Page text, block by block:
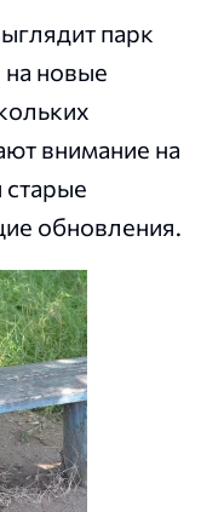
парк
новые
внимание на
обновления.